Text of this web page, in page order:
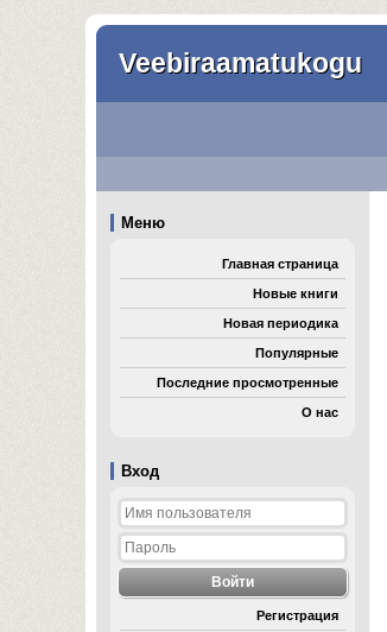
Veebiraamatukogu
Вход
Регистрация
Меню
Главная страница
Новые книги
Новая периодика
Популярные
Последние просмотренные
О нас